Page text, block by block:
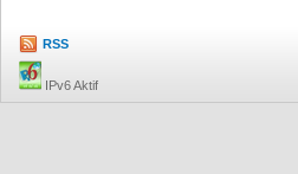
RSS
IPv6 Aktif